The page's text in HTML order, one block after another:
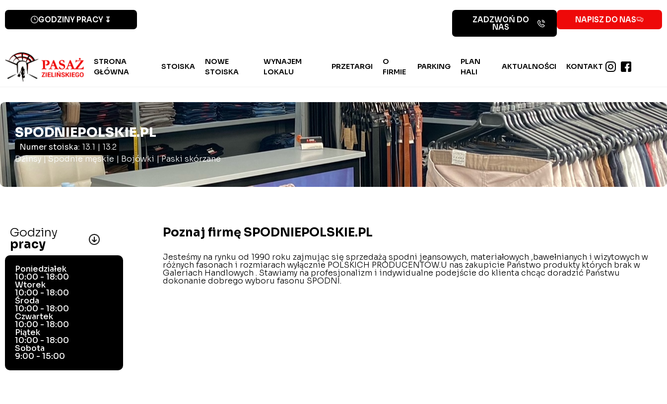
GODZINY PRACY ↧ NAPISZ DO NAS
ZADZWOŃ DO
NAS
STRONA
GŁÓWNA
STOISKA
NOWE
STOISKA
WYNAJEM
LOKALU
PRZETARGI
O
FIRMIE
PARKING
PLAN
HALI
AKTUALNOŚCI KONTAKT
SPODNIEPOLSKIE.PL
Numer stoiska: 13.1 | 13.2
Dżinsy | Spodnie męskie | Bojówki | Paski skórzane
Godziny
pracy
Poniedziałek
10:00 - 18:00
Wtorek
10:00 - 18:00
Środa
10:00 - 18:00
Czwartek
10:00 - 18:00
Piątek
10:00 - 18:00
Sobota
9:00 - 15:00
Poznaj firmę SPODNIEPOLSKIE.PL
Jesteśmy na rynku od 1990 roku zajmując się sprzedażą spodni jeansowych, materiałowych ,bawełnianych i wizytowych w
różnych fasonach i rozmiarach wyłącznie POLSKICH PRODUCENTÓW.U nas zakupicie Państwo produkty których brak w
Galeriach Handlowych . Stawiamy na profesjonalizm i indywidualne podejście do klienta chcąc doradzić Państwu
dokonanie dobrego wyboru fasonu SPODNI.